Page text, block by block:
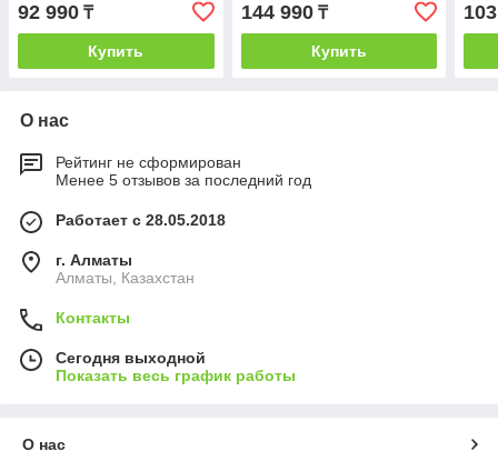
92 990 ₸
Купить
144 990₸
Купить
О нас
Рейтинг не сформирован
Менее 5 отзывов за последний год
Работает с 28.05.2018
г. Алматы
Алматы, Казахстан
Контакты
Сегодня выходной
Показать весь график работы
О нас